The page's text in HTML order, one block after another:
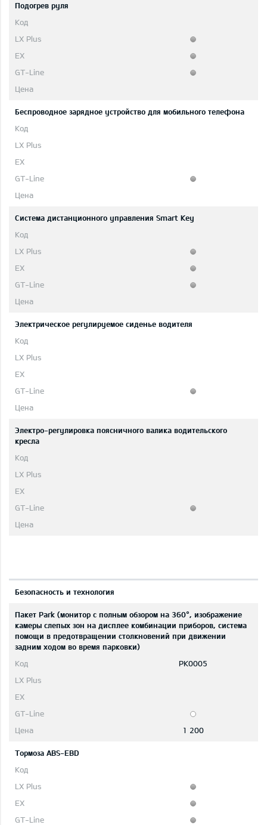
Подогрев руля
Беспроводное зарядное устройство для мобильного телефона
Система дистанционного управления Smart Key
Электрическое регулируемое сиденье водителя
Электро-регулировка поясничного валика водительского
кресла
Безопасность и технология
Пакет Park (монитор с полным обзором на 360°, изображение
камеры слепых зон на дисплее комбинации приборов, система
помощи в предотвращении столкновений при движении
задним ходом во время парковки)
PK0005
1 200
Тормоза ABS-EBD